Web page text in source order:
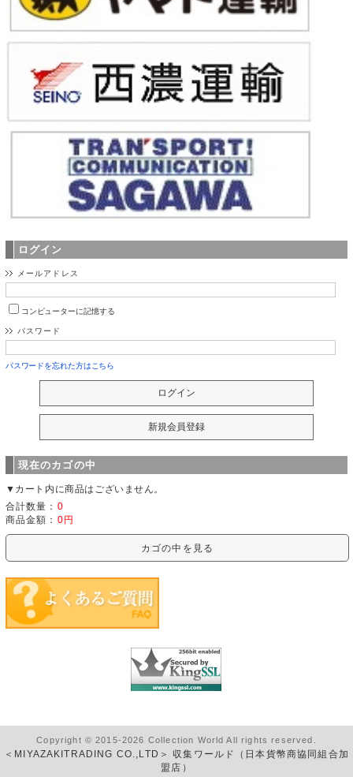
ログイン
メールアドレス
コンピューターに記憶する
パスワード
パスワードを忘れた方はこちら
現在のカゴの中
▼カート内に商品はございません。
合計数量： 0
商品金額： 0円
カゴの中を見る
Copyright © 2015-2026 Collection World All rights reserved.
＜MIYAZAKITRADING CO.,LTD＞ 収集ワールド（日本貨幣商協同組合加
盟店）